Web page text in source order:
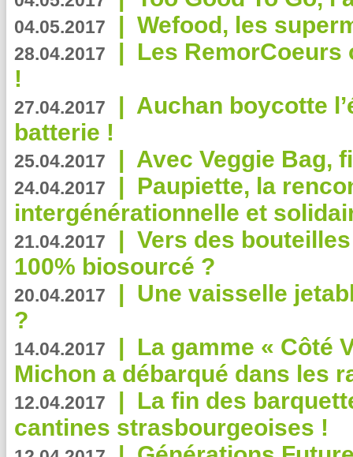
04.05.2017 | Wefood, les
28.04.2017 | Les RemorCoeurs
!
27.04.2017 | Auchan boycotte
batterie !
25.04.2017 | Avec Veggie Bag,
24.04.2017 | Paupiette, la
intergénérationnelle et
21.04.2017 | Vers des
100% biosourcé ?
20.04.2017 | Une vaisselle
?
14.04.2017 | La gamme « Côté
Michon a débarqué dans les
12.04.2017 | La fin des
cantines strasbourgeoises !